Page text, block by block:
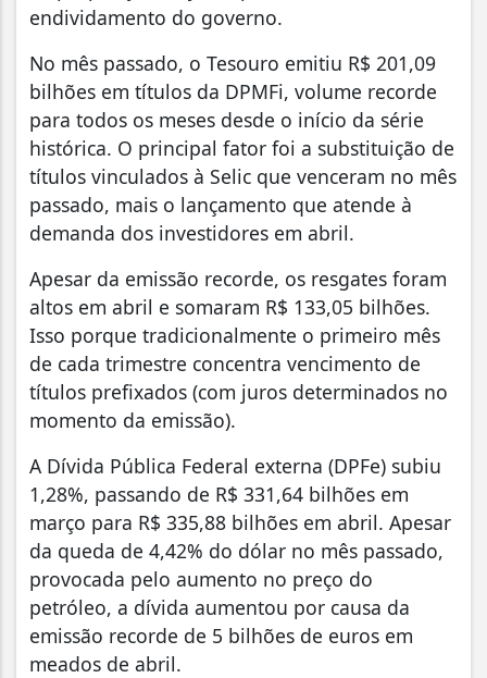
endividamento do governo.
No mês passado, o Tesouro emitiu R$ 201,09
bilhões em títulos da DPMFi, volume recorde
para todos os meses desde o início da série
histórica. O principal fator foi a substituição de
títulos vinculados à Selic que venceram no mês
passado, mais o lançamento que atende à
demanda dos investidores em abril.
Apesar da emissão recorde, os resgates foram
altos em abril e somaram R$ 133,05 bilhões.
Isso porque tradicionalmente o primeiro mês
de cada trimestre concentra vencimento de
títulos prefixados (com juros determinados no
momento da emissão).
A Dívida Pública Federal externa (DPFe) subiu
1,28%, passando de R$ 331,64 bilhões em
março para R$ 335,88 bilhões em abril. Apesar
da queda de 4,42% do dólar no mês passado,
provocada pelo aumento no preço do
petróleo, a dívida aumentou por causa da
emissão recorde de 5 bilhões de euros em
meados de abril.